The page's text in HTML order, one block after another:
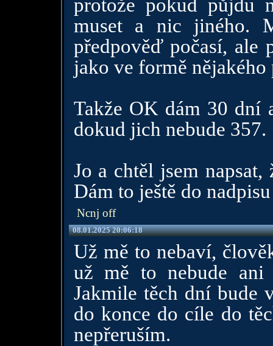
protože pokud půjdu
muset a nic jiného.
předpověď počasí, ale
jako ve formě
Takže OK dám 30 dní
dokud jich nebude 357.
Jo a chtěl jsem
Dám to ještě do
Ncnj off
08.01.2025 20:06:18
Už mě to nebaví,
už mě to nebude ani
Jakmile těch dní bude
do konce do cíle do
nepřeruším.